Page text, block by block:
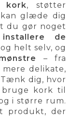
kork, støtter
glæde dig
du gør noget
installere de
og helt selv, og
– fra
delikate,
dig, hvor
kork til
i større rum.
produkt, der